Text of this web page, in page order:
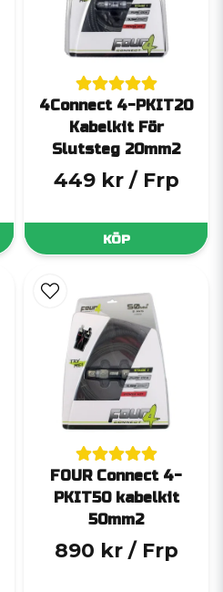
4Connect 4-PKIT20
Kabelkit För
Slutsteg 20mm2
449 kr / Frp
KÖP
FOUR Connect 4-
PKIT50 kabelkit
50mm2
890 kr / Frp